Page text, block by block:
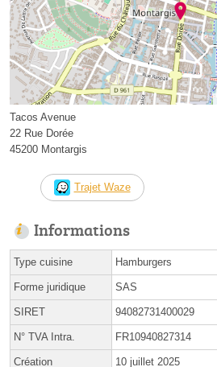
Tacos Avenue
22 Rue Dorée
45200 Montargis
Trajet Waze
Informations
Type cuisine Hamburgers
Forme juridique SAS
SIRET 94082731400029
N° TVA Intra. FR10940827314
Création 10 juillet 2025